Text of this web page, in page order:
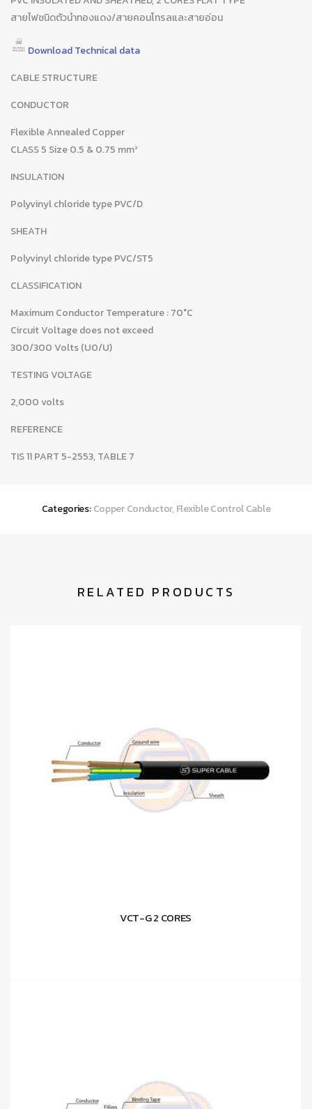
สายไฟชนิดตัวนำทองแดง/สายคอนโทรลและสายอ่อน
Download Technical data
CABLE STRUCTURE
CONDUCTOR
Flexible Annealed Copper
CLASS 5 Size 0.5 & 0.75 mm²
INSULATION
Polyvinyl chloride type PVC/D
SHEATH
Polyvinyl chloride type PVC/ST5
CLASSIFICATION
Maximum Conductor Temperature : 70°C
Circuit Voltage does not exceed
300/300 Volts (U0/U)
TESTING VOLTAGE
2,000 volts
REFERENCE
TIS 11 PART 5-2553, TABLE 7
Categories: Copper Conductor, Flexible Control Cable
RELATED PRODUCTS
VCT-G 2 CORES